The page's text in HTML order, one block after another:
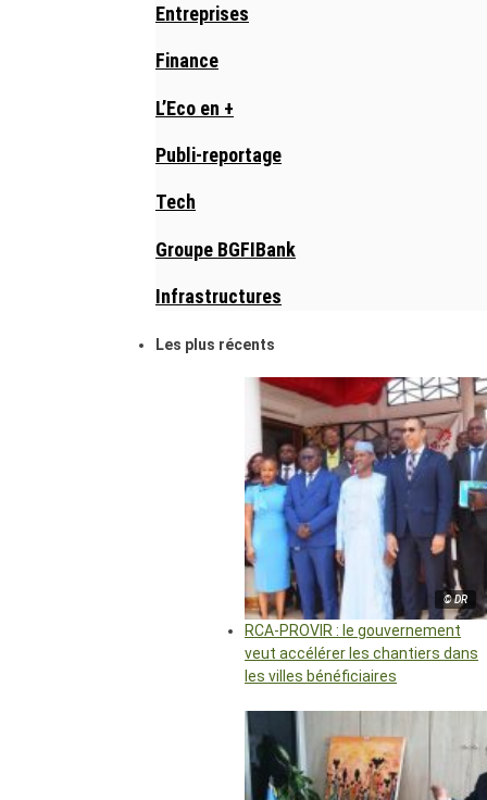
Entreprises
Finance
L’Eco en +
Publi-reportage
Tech
Groupe BGFIBank
Infrastructures
Les plus récents
© DR
RCA-PROVIR : le gouvernement
veut accélérer les chantiers dans
les villes bénéficiaires